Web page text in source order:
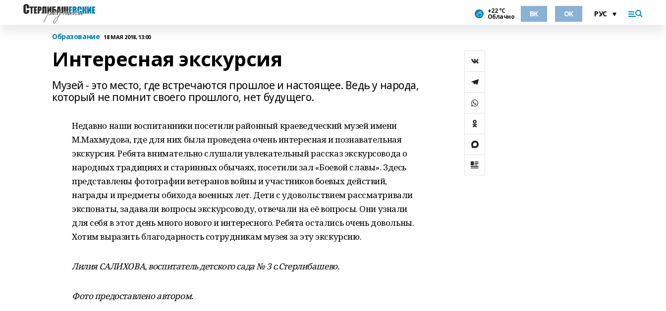
+22 °С
Облачно ВК ОК
Образование 18 МАЯ 2018, 13:00
Интересная экскурсия
Музей - это место, где встречаются прошлое и настоящее. Ведь у народа,
который не помнит своего прошлого, нет будущего.
Недавно наши воспитанники посетили районный краеведческий музей имени
М.Махмудова, где для них была проведена очень интересная и познавательная
экскурсия. Ребята внимательно слушали увлекательный рассказ экскурсовода о
народных традициях и старинных обычаях, посетили зал «Боевой славы». Здесь
представлены фотографии ветеранов войны и участников боевых действий,
награды и предметы обихода военных лет. Дети с удовольствием рассматривали
экспонаты, задавали вопросы экскурсоводу, отвечали на её вопросы. Они узнали
для себя в этот день много нового и интересного. Ребята остались очень довольны.
Хотим выразить благодарность сотрудникам музея за эту экскурсию.
Лилия САЛИХОВА,воспитатель детского сада № 3 с.Стерлибашево.
Фото предоставлено автором.